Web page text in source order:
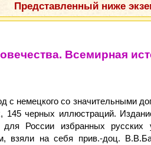
Представленный ниже
Всемирная
с немецкого со значительными
145 черных иллюстраций.
для России избранных
взяли на себя прив.-доц.